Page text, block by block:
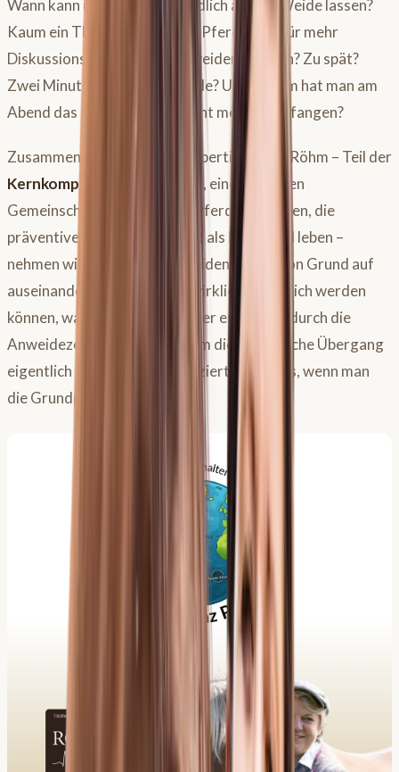
Wann kann ich mein Pferd endlich auf die Weide lassen?
Kaum ein Thema sorgt in der Pferdewelt für mehr
Diskussionsstoff als das Anweiden. Zu früh? Zu spät?
Zwei Minuten oder eine Stunde? Und warum hat man am
Abend das Pferd plötzlich nicht mehr eingefangen?
Zusammen mit Ernährungsexpertin Conny Röhm – Teil der
Kernkompetenz Pferd Welt , einer digitalen
Gemeinschaft von über 500 Pferdemenschen, die
präventive Pferdegesundheit als Lebensstil leben –
nehmen wir das Thema Anweiden einmal von Grund auf
auseinander. Welche Fehler wirklich gefährlich werden
können, was Pferd und Besitzer entspannt durch die
Anweidezeit bringt und warum dieser jährliche Übergang
eigentlich gar nicht so kompliziert sein muss, wenn man
die Grundprinzipien kennt.